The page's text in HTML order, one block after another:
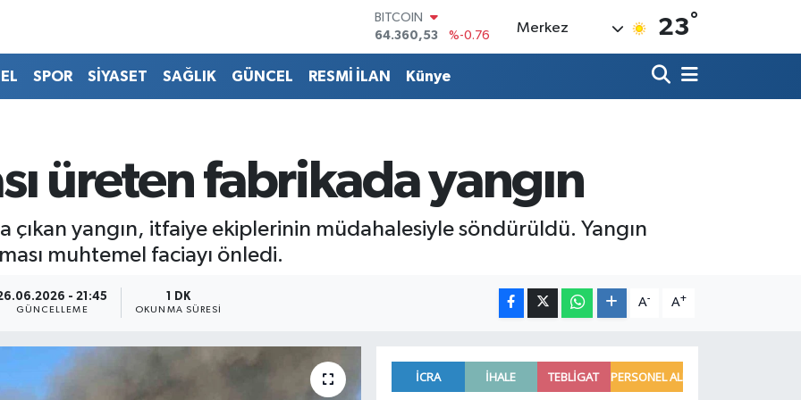
64.360,53
DOLAR
55,0317
%-0.02
STERLİN
BİST100
13.887
%64
Merkez 23°
SPOR SİYASET SAĞLIK GÜNCEL RESMİ İLAN Künye
üreten fabrikada yangın
çıkan yangın, itfaiye ekiplerinin müdahalesiyle söndürüldü. Yangın
muhtemel faciayı önledi.
- 21:45
GÜNCELLEME
1 DK
OKUNMA SÜRESI
A- A+